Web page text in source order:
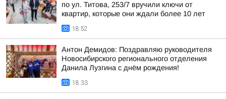
по ул. Титова, 253/7 вручили ключи от
квартир, которые они ждали более 10 лет
18:52
Антон Демидов: Поздравляю руководителя
Новосибирского регионального отделения
Данила Лузгина с днём рождения!
18:33